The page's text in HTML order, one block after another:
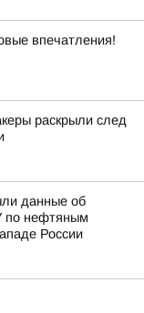
впечатления!
раскрыли след
данные об
по нефтяным
России